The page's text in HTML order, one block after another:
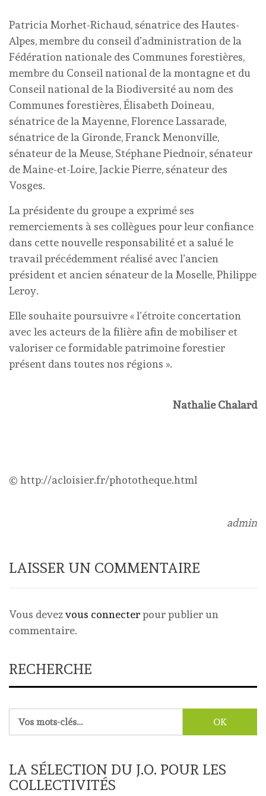
Patricia Morhet-Richaud, sénatrice des Hautes-
Alpes, membre du conseil d’administration de la
Fédération nationale des Communes forestières,
membre du Conseil national de la montagne et du
Conseil national de la Biodiversité au nom des
Communes forestières, Élisabeth Doineau,
sénatrice de la Mayenne, Florence Lassarade,
sénatrice de la Gironde, Franck Menonville,
sénateur de la Meuse, Stéphane Piednoir, sénateur
de Maine-et-Loire, Jackie Pierre, sénateur des
Vosges.
La présidente du groupe a exprimé ses
remerciements à ses collègues pour leur confiance
dans cette nouvelle responsabilité et a salué le
travail précédemment réalisé avec l’ancien
président et ancien sénateur de la Moselle, Philippe
Leroy.
Elle souhaite poursuivre « l’étroite concertation
avec les acteurs de la filière afin de mobiliser et
valoriser ce formidable patrimoine forestier
présent dans toutes nos régions ».
Nathalie Chalard
© http://acloisier.fr/phototheque.html
admin
LAISSER UN COMMENTAIRE
Vous devezvous connecterpour publier un
commentaire.
RECHERCHE
LA SÉLECTION DU J.O. POUR LES
COLLECTIVITÉS